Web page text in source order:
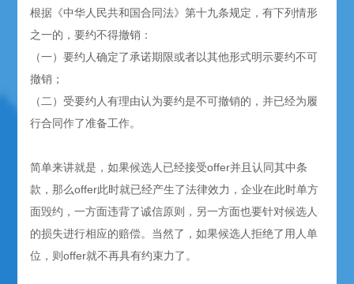
根据《中华人民共和国合同法》第十九条规定，有下列情形
之一的，要约不得撤销：
（一）要约人确定了承诺期限或者以其他形式明示要约不可
撤销；
（二）受要约人有理由认为要约是不可撤销的，并已经为履
行合同作了准备工作。
简单来讲就是，如果候选人已经接受offer并且认同其中条
款，那么offer此时就已经产生了法律效力，企业在此时单方
面毁约，一方面违背了诚信原则，另一方面也要针对候选人
的损失进行相应的赔偿。当然了，如果候选人拒绝了用人单
位，则offer就不再具有约束力了。